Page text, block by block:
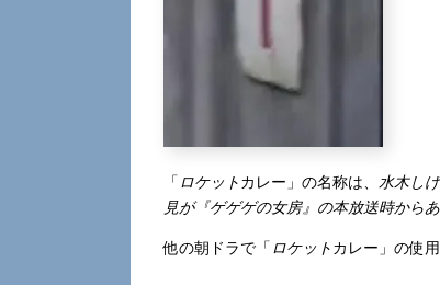
「 ロケットカレー」の名称は、 水木し
見が『ゲゲゲの女房』の本放送時から
他の朝ドラで「 ロケットカレー」の使